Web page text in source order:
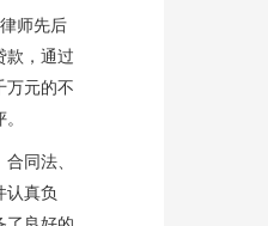
师先后
款，通过
万元的不
同法、
认真负